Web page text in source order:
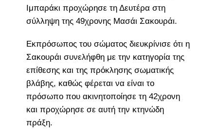
Ιμπαράκι προχώρησε τη Δευτέρα στη
σύλληψη της 49χρονης Μασάι Σακουράι.
Εκπρόσωπος του σώματος διευκρίνισε ότι η
Σακουράι συνελήφθη με την κατηγορία της
επίθεσης και της πρόκλησης σωματικής
βλάβης, καθώς φέρεται να είναι το
πρόσωπο που ακινητοποίησε τη 42χρονη
και προχώρησε σε αυτή την κτηνώδη
πράξη.